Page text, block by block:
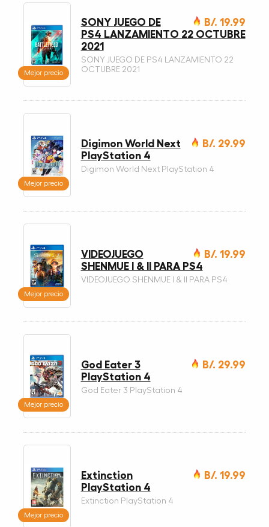
Mejor precio
B/. 19.99
SONY JUEGO DE
PS4 LANZAMIENTO 22 OCTUBRE
2021
SONY JUEGO DE PS4 LANZAMIENTO 22
OCTUBRE 2021
Mejor precio
B/. 29.99
Digimon World Next
PlayStation 4
Digimon World Next PlayStation 4
Mejor precio
B/. 19.99
VIDEOJUEGO
SHENMUE I & II PARA PS4
VIDEOJUEGO SHENMUE I & II PARA PS4
Mejor precio
B/. 29.99
God Eater 3
PlayStation 4
God Eater 3 PlayStation 4
Mejor precio
B/. 19.99
Extinction
PlayStation 4
Extinction PlayStation 4